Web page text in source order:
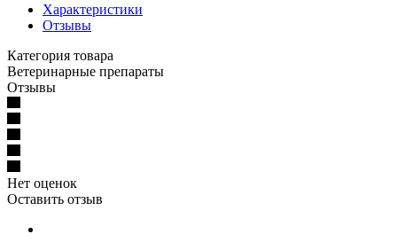
Характеристики
Отзывы
Категория товара
Ветеринарные препараты
Отзывы
Нет оценок
Оставить отзыв